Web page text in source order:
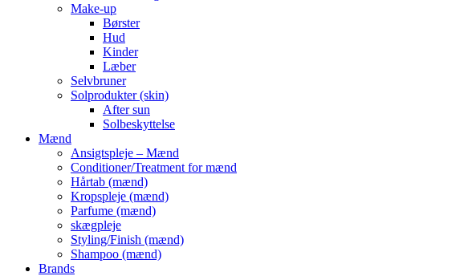
Make-up
Børster
Hud
Kinder
Læber
Selvbruner
Solprodukter (skin)
After sun
Solbeskyttelse
Mænd
Ansigtspleje – Mænd
Conditioner/Treatment for mænd
Hårtab (mænd)
Kropspleje (mænd)
Parfume (mænd)
skægpleje
Styling/Finish (mænd)
Shampoo (mænd)
Brands